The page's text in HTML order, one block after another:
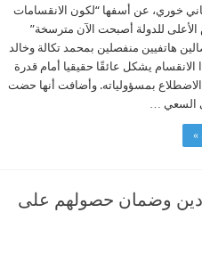
خوري، عن أسفها “لكون الانقسامات
للدولة أصبحت الآن مترسخة”
هاتفيين منفصلين بمحمد تكالة وخالد
يشكل عائقًا حقيقيا أمام قدرة
بمسؤولياته. وأضافت أنها حضت
السعي …
»
وضمان حصولهم على